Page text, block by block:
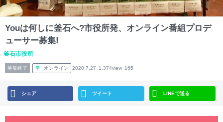
Youは何しに釜石へ?市役所発、オンライン番組プロデ
ューサー募集!
釜石市役所
募集終了 オンライン 2020.7.27 1,374view 165
シェア ツイート LINEで送る